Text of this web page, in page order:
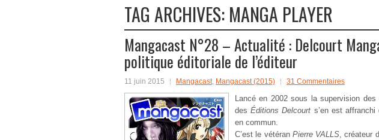
TAG ARCHIVES: MANGA PLAYER
Mangacast N°28 – Actualité : Delcourt
politique éditoriale de l’éditeur
11 juin 2015 Mangacast, Mangacast (2015) 31 Commentaires
Lancé en 2002 sous la supervision des
des Éditions Delcourt s’en est
en commun.
C’est le vétéran Pierre VALLS, créateur